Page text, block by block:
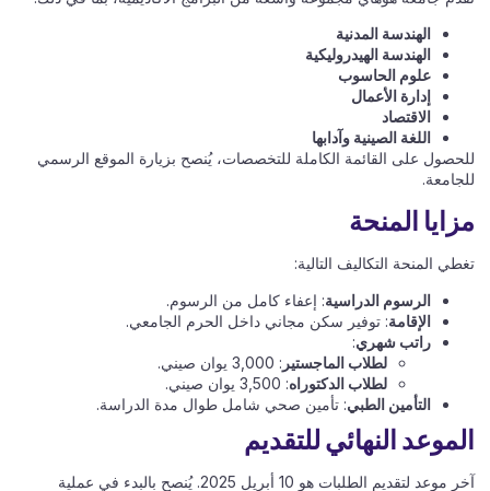
الهندسة المدنية
الهندسة الهيدروليكية
علوم الحاسوب
إدارة الأعمال
الاقتصاد
اللغة الصينية وآدابها
للحصول على القائمة الكاملة للتخصصات، يُنصح بزيارة الموقع الرسمي
للجامعة.
مزايا المنحة
تغطي المنحة التكاليف التالية:
الرسوم الدراسية: إعفاء كامل من الرسوم.
الإقامة: توفير سكن مجاني داخل الحرم الجامعي.
راتب شهري:
لطلاب الماجستير : 3,000 يوان صيني.
لطلاب الدكتوراه: 3,500 يوان صيني.
التأمين الطبي: تأمين صحي شامل طوال مدة الدراسة.
الموعد النهائي للتقديم
آخر موعد لتقديم الطلبات هو 10 أبريل 2025. يُنصح بالبدء في عملية